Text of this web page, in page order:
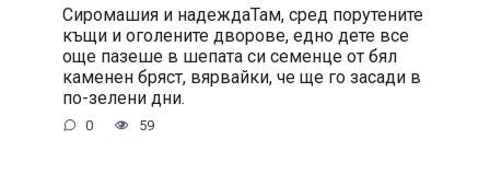
Сиромашия и надеждаТам, сред порутените
къщи и оголените дворове, едно дете все
още пазеше в шепата си семенце от бял
каменен бряст, вярвайки, че ще го засади в
по-зелени дни.
0 59